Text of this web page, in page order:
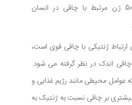
درصد است. تا 500 ژن مرتبط با چاقی در انسان
ارتباط ژنتیکی با چاقی قوی است،
اندک در نظر گرفته می شود.
عوامل محیطی مانند رژیم غذایی و
بیشتری بر چاقی نسبت به ژنتیک به